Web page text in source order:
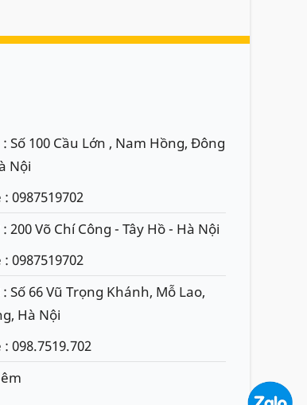
: Số 100 Cầu Lớn , Nam Hồng, Đông
Nội
0987519702
: 200 Võ Chí Công - Tây Hồ - Hà Nội
0987519702
: Số 66 Vũ Trọng Khánh, Mỗ Lao,
Hà Nội
098.7519.702